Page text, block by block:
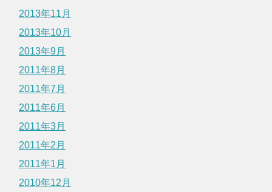
2013年11月
2013年10月
2013年9月
2011年8月
2011年7月
2011年6月
2011年3月
2011年2月
2011年1月
2010年12月